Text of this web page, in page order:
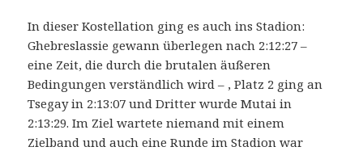
In dieser Kostellation ging es auch ins Stadion:
Ghebreslassie gewann überlegen nach 2:12:27 –
eine Zeit, die durch die brutalen äußeren
Bedingungen verständlich wird – , Platz 2 ging an
Tsegay in 2:13:07 und Dritter wurde Mutai in
2:13:29. Im Ziel wartete niemand mit einem
Zielband und auch eine Runde im Stadion war